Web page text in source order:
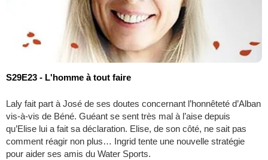
S29E23 - L'homme à tout faire
Laly fait part à José de ses doutes concernant l’honnêteté d’Alban
vis-à-vis de Béné. Guéant se sent très mal à l’aise depuis
qu’Elise lui a fait sa déclaration. Elise, de son côté, ne sait pas
comment réagir non plus… Ingrid tente une nouvelle stratégie
pour aider ses amis du Water Sports.